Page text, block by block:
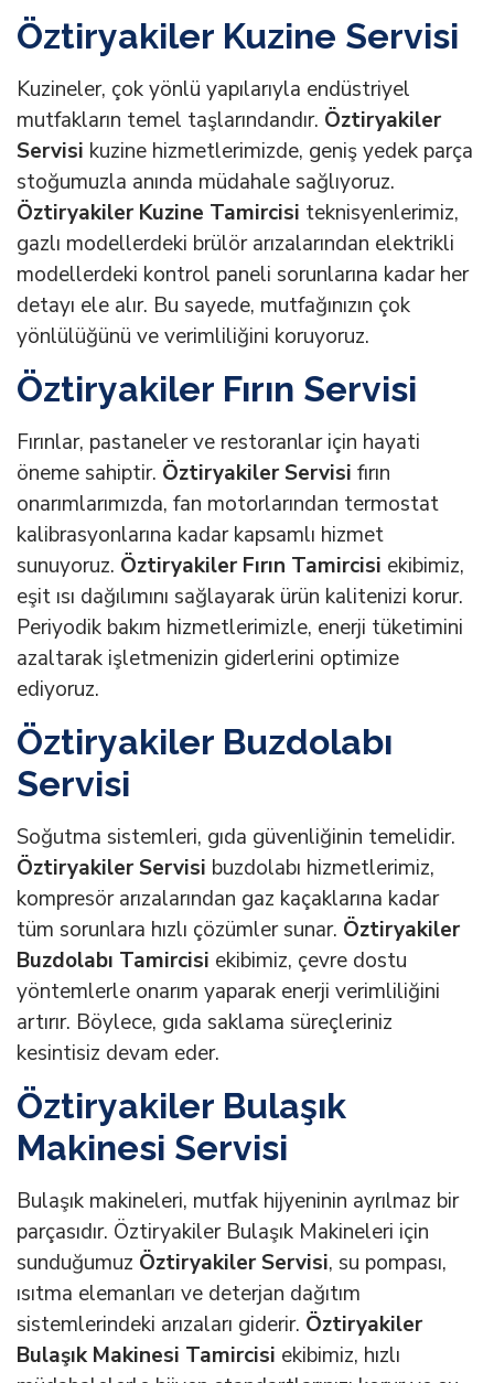
Öztiryakiler Kuzine Servisi
Kuzineler, çok yönlü yapılarıyla endüstriyel
mutfakların temel taşlarındandır. Öztiryakiler
Servisi kuzine hizmetlerimizde, geniş yedek parça
stoğumuzla anında müdahale sağlıyoruz.
Öztiryakiler Kuzine Tamircisi teknisyenlerimiz,
gazlı modellerdeki brülör arızalarından elektrikli
modellerdeki kontrol paneli sorunlarına kadar her
detayı ele alır. Bu sayede, mutfağınızın çok
yönlülüğünü ve verimliliğini koruyoruz.
Öztiryakiler Fırın Servisi
Fırınlar, pastaneler ve restoranlar için hayati
öneme sahiptir. Öztiryakiler Servisi fırın
onarımlarımızda, fan motorlarından termostat
kalibrasyonlarına kadar kapsamlı hizmet
sunuyoruz. Öztiryakiler Fırın Tamircisi ekibimiz,
eşit ısı dağılımını sağlayarak ürün kalitenizi korur.
Periyodik bakım hizmetlerimizle, enerji tüketimini
azaltarak işletmenizin giderlerini optimize
ediyoruz.
Öztiryakiler Buzdolabı
Servisi
Soğutma sistemleri, gıda güvenliğinin temelidir.
Öztiryakiler Servisi buzdolabı hizmetlerimiz,
kompresör arızalarından gaz kaçaklarına kadar
tüm sorunlara hızlı çözümler sunar. Öztiryakiler
Buzdolabı Tamircisi ekibimiz, çevre dostu
yöntemlerle onarım yaparak enerji verimliliğini
artırır. Böylece, gıda saklama süreçleriniz
kesintisiz devam eder.
Öztiryakiler Bulaşık
Makinesi Servisi
Bulaşık makineleri, mutfak hijyeninin ayrılmaz bir
parçasıdır. Öztiryakiler Bulaşık Makineleri için
sunduğumuz Öztiryakiler Servisi, su pompası,
ısıtma elemanları ve deterjan dağıtım
sistemlerindeki arızaları giderir. Öztiryakiler
Bulaşık Makinesi Tamircisi ekibimiz, hızlı